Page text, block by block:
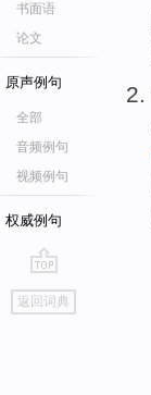
书面语
论文
原声例句
全部
音频例句
视频例句
权威例句
go
top
返回词典